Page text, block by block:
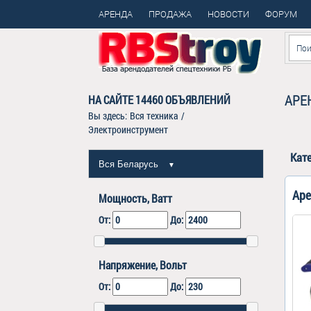
АРЕНДА ПРОДАЖА НОВОСТИ ФОРУМ
НА САЙТЕ14460ОБЪЯВЛЕНИЙ
Вы здесь: Вся техника /
Электроинструмент
Вся Беларусь ▼
Мощность, Ватт
От: До:
Напряжение, Вольт
От: До: